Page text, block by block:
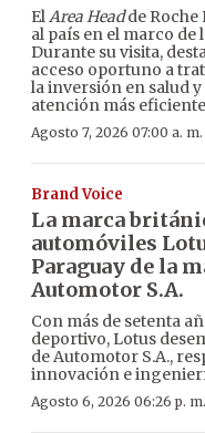
ElArea Headde
al país en el marco de
Durante su visita,
acceso oportuno a
la inversión en salud
atención más
Agosto 7, 2026 07:00 a. m.
Brand Voice
La marca
automóviles
Paraguay de la
Automotor S.A.
Con más de setenta
deportivo, Lotus
de Automotor S.A.,
innovación e
Agosto 6, 2026 06:26 p. m.